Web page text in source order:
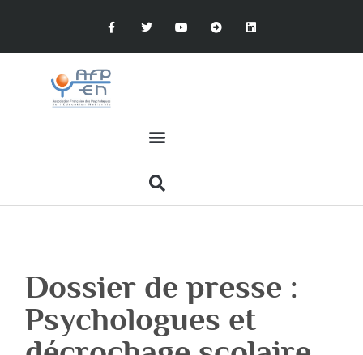
Dossier de presse :
Psychologues et